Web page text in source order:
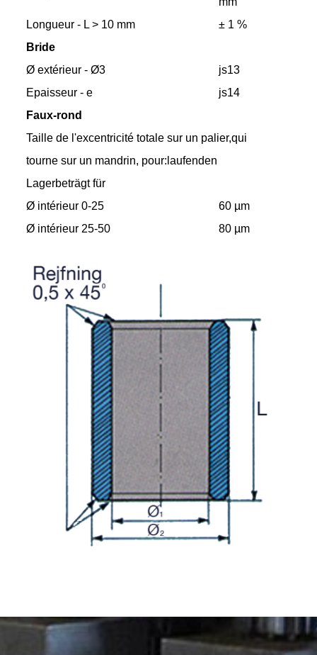
Longueur - L > 10 mm
± 1 %
Bride
Ø extérieur - Ø3
js13
Epaisseur - e
js14
Faux-rond
Taille de l'excentricité totale sur un palier,qui
tourne sur un mandrin, pour:laufenden
Lagerbeträgt für
Ø intérieur 0-25
60 µm
Ø intérieur 25-50
80 µm